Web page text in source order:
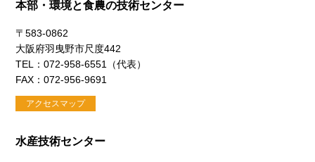
本部・環境と食農の技術センター
〒583-0862
大阪府羽曳野市尺度442
TEL：072-958-6551（代表）
FAX：072-956-9691
アクセスマップ
水産技術センター